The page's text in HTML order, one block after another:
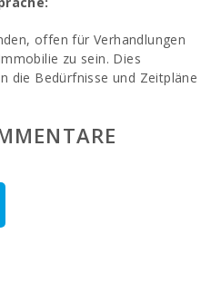
offen für Verhandlungen
zu sein. Dies
die Bedürfnisse und Zeitpläne
Anwalt zu
der Transaktion zu